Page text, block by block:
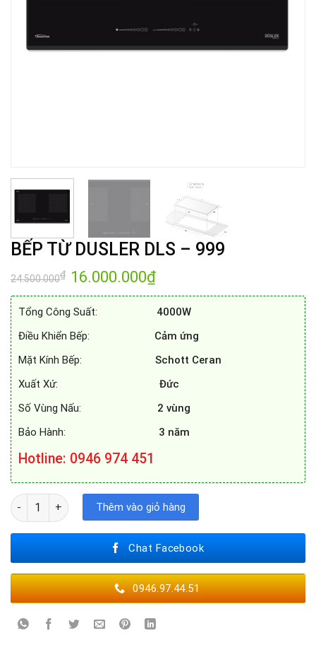
BẾP TỪ DUSLER DLS – 999
24.500.000₫ Giá
gốc
là:
24.500.000₫.
16.000.000₫Giá
tại
16.000.000₫.
Tổng Công Suất:
4000W
Điều Khiển Bếp: Cảm ứng
Mặt Kính Bếp:
Schott Ceran
Xuất Xứ: Đức
Số Vùng Nấu: 2 vùng
Bảo Hành: 3 năm
Hotline: 0946 974 451
BẾP TỪ DUSLER DLS - 999 số lượng
Thêm vào giỏ hàng
Chat Facebook
0946.97.44.51